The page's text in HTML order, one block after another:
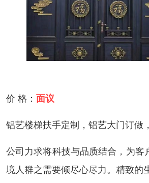
价 格： 面议
铝艺楼梯扶手定制，铝艺大门订做
公司力求将科技与品质结合，为
境人群之需要倾尽心尽力。精致的